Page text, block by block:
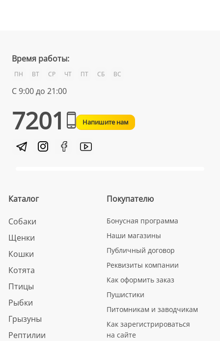
Время работы:
ПН ВТ СР ЧТ ПТ СБ ВС
С 9:00 до 21:00
7201 Напишите нам
Каталог
Собаки
Щенки
Кошки
Котята
Птицы
Рыбки
Грызуны
Рептилии
Покупателю
Бонусная программа
Наши магазины
Публичный договор
Реквизиты компании
Как оформить заказ
Пушистики
Питомникам и заводчикам
Как зарегистрироваться
на сайте